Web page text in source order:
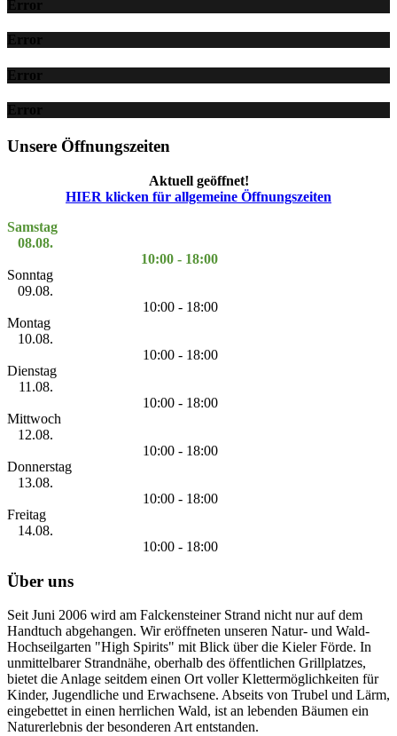
Error
Error
Error
Error
Unsere Öffnungszeiten
Aktuell geöffnet!
HIER klicken für allgemeine Öffnungszeiten
Samstag
08.08.
10:00 - 18:00
Sonntag
09.08.
10:00 - 18:00
Montag
10.08.
10:00 - 18:00
Dienstag
11.08.
10:00 - 18:00
Mittwoch
12.08.
10:00 - 18:00
Donnerstag
13.08.
10:00 - 18:00
Freitag
14.08.
10:00 - 18:00
Über uns
Seit Juni 2006 wird am Falckensteiner Strand nicht nur auf dem
Handtuch abgehangen. Wir eröffneten unseren Natur- und Wald-
Hochseilgarten "High Spirits" mit Blick über die Kieler Förde. In
unmittelbarer Strandnähe, oberhalb des öffentlichen Grillplatzes,
bietet die Anlage seitdem einen Ort voller Klettermöglichkeiten für
Kinder, Jugendliche und Erwachsene. Abseits von Trubel und Lärm,
eingebettet in einen herrlichen Wald, ist an lebenden Bäumen ein
Naturerlebnis der besonderen Art entstanden.